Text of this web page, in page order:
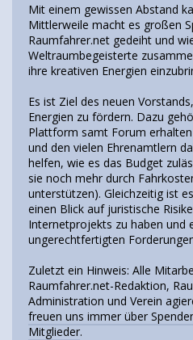
Mit einem gewissen Abstand
Mittlerweile macht es großen
Raumfahrer.net gedeiht und
Weltraumbegeisterte
ihre kreativen Energien
Es ist Ziel des neuen
Energien zu fördern. Dazu
Plattform samt Forum
und den vielen Ehrenamtlern
helfen, wie es das Budget
sie noch mehr durch
unterstützen). Gleichzeitig ist
einen Blick auf juristische
Internetprojekts zu haben und
ungerechtfertigten
Zuletzt ein Hinweis: Alle
Raumfahrer.net-Redaktion,
Administration und Verein
freuen uns immer über
Mitglieder.